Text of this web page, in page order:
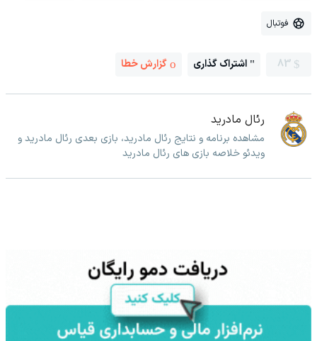
فوتبال
83 اشتراک گذاری گزارش خطا
رئال مادرید
مشاهده برنامه و نتایج رئال مادرید، بازی بعدی رئال مادرید و
ویدئو خلاصه بازی های رئال مادرید